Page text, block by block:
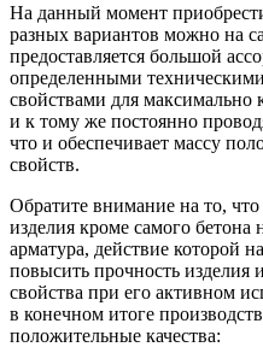
На данный момент
разных вариантов можно на
предоставляется большой
определенными
свойствами для максимально
и к тому же постоянно
что и обеспечивает массу
свойств.
Обратите внимание на то,
изделия кроме самого бетона
арматура, действие которой
повысить прочность изделия
свойства при его активном
в конечном итоге
положительные качества: